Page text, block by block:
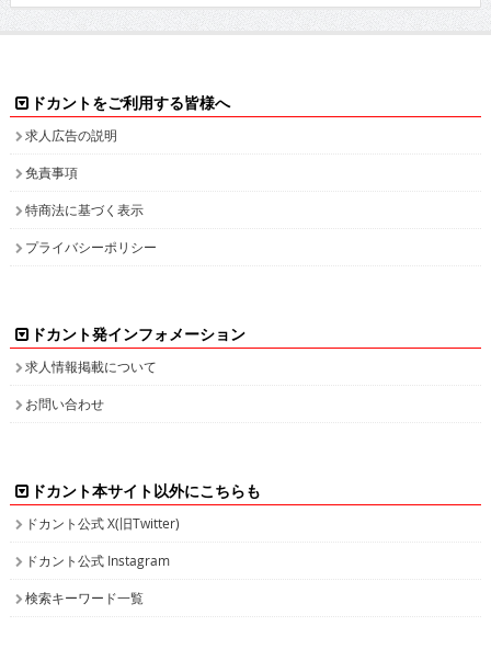
ドカントをご利用する皆様へ
求人広告の説明
免責事項
特商法に基づく表示
プライバシーポリシー
ドカント発インフォメーション
求人情報掲載について
お問い合わせ
ドカント本サイト以外にこちらも
ドカント公式 X(旧Twitter)
ドカント公式 Instagram
検索キーワード一覧